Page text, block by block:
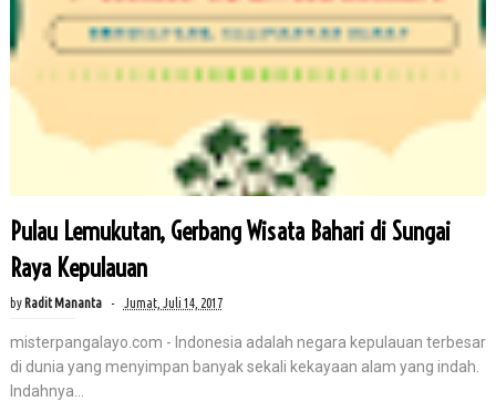
Pulau Lemukutan, Gerbang Wisata Bahari di Sungai
Raya Kepulauan
by Radit Mananta Jumat, Juli 14, 2017
misterpangalayo.com - Indonesia adalah negara kepulauan terbesar
di dunia yang menyimpan banyak sekali kekayaan alam yang indah.
Indahnya...